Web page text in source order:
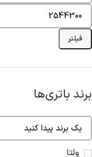
فیلتر
برند باتری‌ها
ولتا